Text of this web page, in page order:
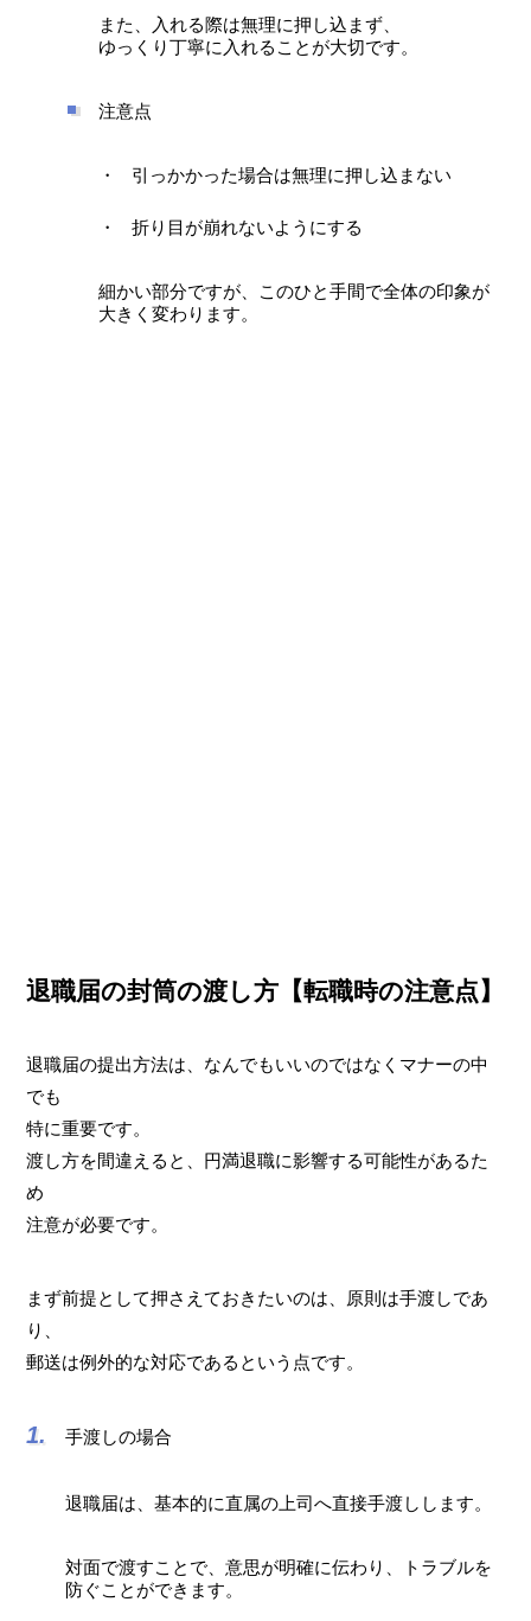
また、入れる際は無理に押し込まず、
ゆっくり丁寧に入れることが大切です。
注意点
引っかかった場合は無理に押し込まない
折り目が崩れないようにする
細かい部分ですが、このひと手間で全体の印象が
大きく変わります。
退職届の封筒の渡し方【転職時の注意点】
退職届の提出方法は、なんでもいいのではなくマナーの中
でも
特に重要です。
渡し方を間違えると、円満退職に影響する可能性があるた
め
注意が必要です。
まず前提として押さえておきたいのは、原則は手渡しであ
り、
郵送は例外的な対応であるという点です。
手渡しの場合
退職届は、基本的に直属の上司へ直接手渡しします。
対面で渡すことで、意思が明確に伝わり、トラブルを
防ぐことができます。